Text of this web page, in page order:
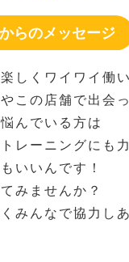
らのメッセージ
しくワイワイ働
この店舗で出会
んでいる方は
レーニングにも
いいんです！
みませんか？
みんなで協力し